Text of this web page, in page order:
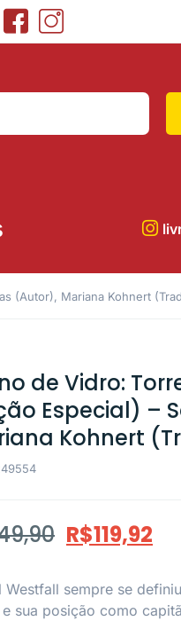
(Autor), Mariana Kohnert
de Vidro:
Especial) –
Kohnert
R$119,92
Westfall sempre se
sua posição como